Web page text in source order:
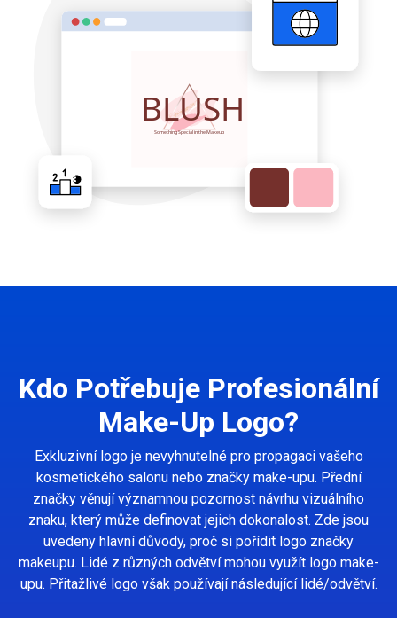
Kdo Potřebuje Profesionální
Make-Up Logo?
Exkluzivní logo je nevyhnutelné pro propagaci vašeho
kosmetického salonu nebo značky make-upu. Přední
značky věnují významnou pozornost návrhu vizuálního
znaku, který může definovat jejich dokonalost. Zde jsou
uvedeny hlavní důvody, proč si pořídit logo značky
makeupu. Lidé z různých odvětví mohou využít logo make-
upu. Přitažlivé logo však používají následující lidé/odvětví.